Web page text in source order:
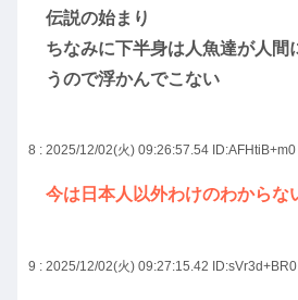
伝説の始まり
ちなみに下半身は人魚達が人間
うので浮かんでこない
8 : 2025/12/02(火) 09:26:57.54 ID:AFHtiB+m0
今は日本人以外わけのわからな
9 : 2025/12/02(火) 09:27:15.42 ID:sVr3d+BR0